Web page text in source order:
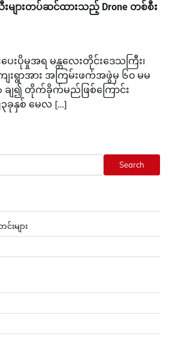
းများတပ်ဆင်ထားသည့် Drone တစ်စီး
းပိုမှုအရ မန္တလေးတိုင်းဒေသကြီး၊
ျေးရွာအား အကြမ်းဖက်အဖွဲမှ ၆၀ မမ
ချ၍ တိုက်ခိုက်မည်ဖြစ်ကြောင်း
ခုနှစ် မေလ […]
Search
များ